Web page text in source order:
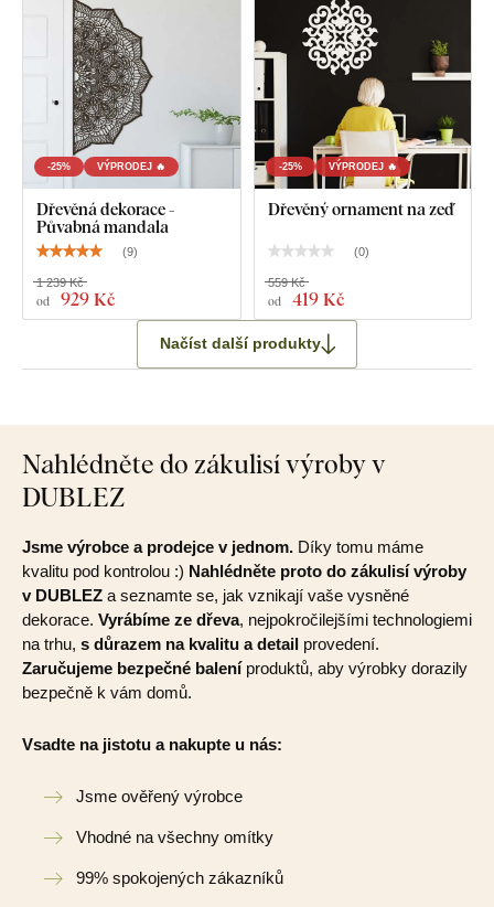
-25% VÝPRODEJ 🔥
Dřevěná dekorace -
Půvabná mandala
(9)
od 929 Kč
1 239 Kč
-25% VÝPRODEJ 🔥
Dřevěný ornament na zeď
(0)
od 419 Kč
559 Kč
Načíst další produkty
Nahlédněte do zákulisí výroby v
DUBLEZ
Jsme výrobce a prodejce v jednom. Díky tomu máme
kvalitu pod kontrolou :) Nahlédněte proto do zákulisí výroby
v DUBLEZ a seznamte se, jak vznikají vaše vysněné
dekorace. Vyrábíme ze dřeva, nejpokročilejšími technologiemi
na trhu, s důrazem na kvalitu a detail provedení.
Zaručujeme bezpečné baleníproduktů, aby výrobky dorazily
bezpečně k vám domů.
Vsadte na jistotu a nakupte u nás:
Jsme ověřený výrobce
Vhodné na všechny omítky
99% spokojených zákazníků